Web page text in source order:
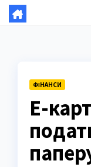
ФІНАНСИ
Е-